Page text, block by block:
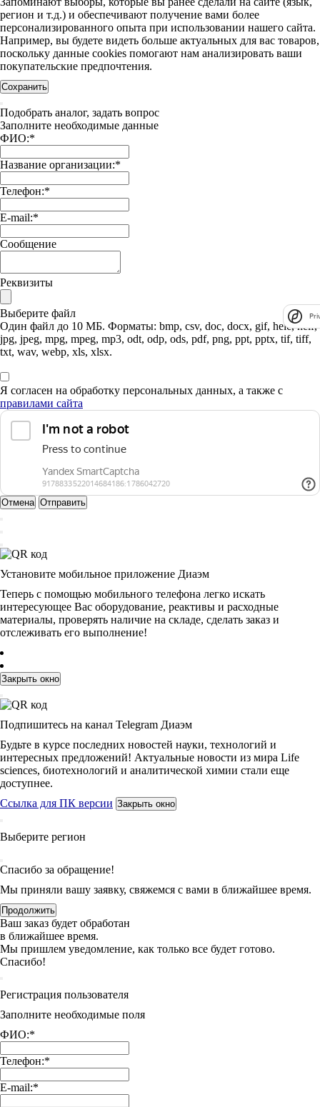
регион и т.д.) и обеспечивают получение вами более
персонализированного опыта при использовании нашего сайта.
Например, вы будете видеть больше актуальных для вас товаров,
поскольку данные cookies помогают нам анализировать ваши
покупательские предпочтения.
Сохранить
Подобрать аналог, задать вопрос
Заполните необходимые данные
ФИО:*
Название организации:*
Телефон:*
E-mail:*
Сообщение
Реквизиты
Выберите файл
Один файл до 10 МБ. Форматы: bmp, csv, doc, docx, gif, heic, heif,
jpg, jpeg, mpg, mpeg, mp3, odt, odp, ods, pdf, png, ppt, pptx, tif, tiff,
txt, wav, webp, xls, xlsx.
Я согласен на обработку персональных данных, а также с
правилами сайта
Отмена Отправить
Установите мобильное приложение Диаэм
Теперь с помощью мобильного телефона легко искать
интересующее Вас оборудование, реактивы и расходные
материалы, проверять наличие на складе, сделать заказ и
отслеживать его выполнение!
Закрыть окно
Подпишитесь на канал Telegram Диаэм
Будьте в курсе последних новостей науки, технологий и
интересных предложений! Актуальные новости из мира Life
sciences, биотехнологий и аналитической химии стали еще
доступнее.
Ссылка для ПК версии Закрыть окно
Выберите регион
Спасибо за обращение!
Мы приняли вашу заявку, свяжемся с вами в ближайшее время.
Продолжить
Ваш заказ будет обработан
в ближайшее время.
Мы пришлем уведомление, как только все будет готово.
Спасибо!
Регистрация пользователя
Заполните необходимые поля
ФИО:*
Телефон:*
E-mail:*